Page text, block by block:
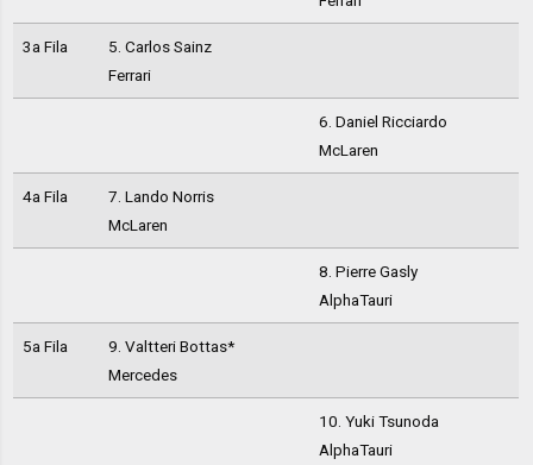
3a Fila
5. Carlos Sainz
Ferrari
6. Daniel Ricciardo
McLaren
4a Fila
7. Lando Norris
McLaren
8. Pierre Gasly
AlphaTauri
5a Fila
9. Valtteri Bottas*
Mercedes
10. Yuki Tsunoda
AlphaTauri